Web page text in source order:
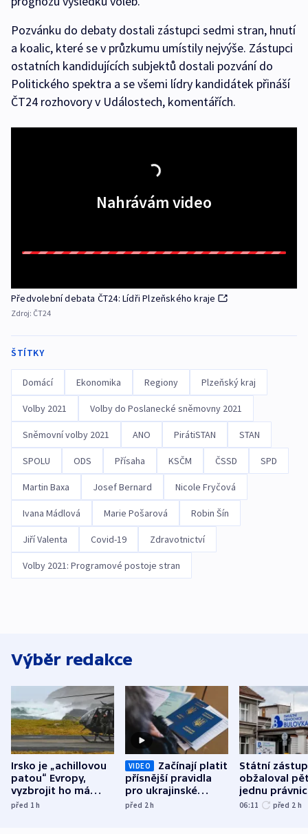
Pozvánku do debaty dostali zástupci sedmi stran, hnutí
a koalic, které se v průzkumu umístily nejvýše. Zástupci
ostatních kandidujících subjektů dostali pozvání do
Politického spektra a se všemi lídry kandidátek přináší
ČT24 rozhovory v Událostech, komentářích.
Nahrávám video
Předvolební debata ČT24: Lídři Plzeňského kraje
Zdroj: ČT24
ŠTÍTKY
Domácí Ekonomika Regiony Plzeňský kraj
Volby 2021 Volby do Poslanecké sněmovny 2021
Sněmovní volby 2021 ANO PirátiSTAN STAN
SPOLU ODS Přísaha KSČM ČSSD SPD
Martin Baxa Josef Bernard Nicole Fryčová
Ivana Mádlová Marie Pošarová Robin Šín
Jiří Valenta Covid-19 Zdravotnictví
Volby 2021: Programové postoje stran
Výběr redakce
Irsko je „achillovou
patou“ Evropy,
vyzbrojit ho má
Francie
před 1h
VIDEO
Začínají platit
přísnější pravidla
pro ukrajinské
uprchlíky
před 2h
Státní
obžaloval
jednu
osobu v
06:11 před 2 h